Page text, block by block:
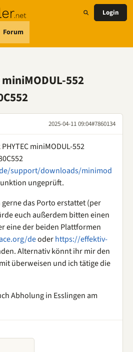
Forum
Login
miniMODUL-552
2025-04-11 09:04#7860134
miniMODUL-552
support/downloads/minimod
ungeprüft.
das Porto erstattet (per
euch außerdem bitten einen
eine der beiden Plattformen
deoderhttps://effektiv-
Alternativ könnt ihr mir den
überweisen und ich tätige die
Abholung in Esslingen am